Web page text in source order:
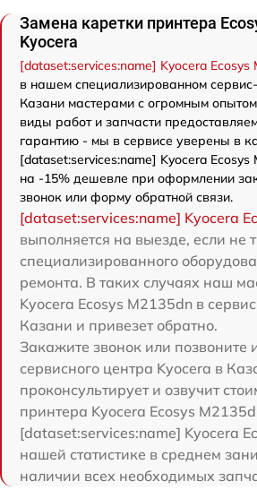
Замена каретки принтера
Kyocera
[dataset:services:name] Kyocera Ecosys
в нашем специализированном
Казани мастерами с огромным
виды работ и запчасти
гарантию - мы в сервисе уверены в
[dataset:services:name] Kyocera Ecosys
на -15% дешевле при оформлении
звонок или форму обратной связи.
[dataset:services:name] Kyocera
выполняется на выезде, если не
специализированного
ремонта. В таких случаях наш
Kyocera Ecosys M2135dn в
Казани и привезет обратно.
Закажите звонок или позвоните
сервисного центра Kyocera в
проконсультирует и озвучит
принтера Kyocera Ecosys
[dataset:services:name] Kyocera
нашей статистике в среднем
наличии всех необходимых